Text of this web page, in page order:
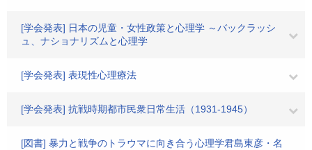
[学会発表] 日本の児童・女性政策と心理学 ～バックラッシ
ュ、ナショナリズムと心理学
[学会発表] 表現性心理療法
[学会発表] 抗戦時期都市民衆日常生活（1931‐1945）
[図書] 暴力と戦争のトラウマに向き合う心理学君島東彦・名